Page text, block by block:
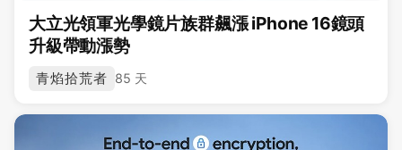
大立光領軍光學鏡片族群飆漲 iPhone 16鏡頭
升級帶動漲勢
青焰拾荒者 85 天